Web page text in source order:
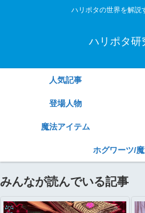
ハリポタの世界を解説
ハリポタ研
人気記事
登場人物
魔法アイテム
ホグワーツ/
みんなが読んでいる記事